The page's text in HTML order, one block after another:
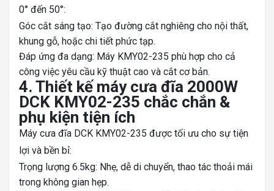
0° đến 50°:
Góc cắt sáng tạo: Tạo đường cắt nghiêng cho nội thất,
khung gỗ, hoặc chi tiết phức tạp.
Đáp ứng đa dạng: Máy KMY02-235 phù hợp cho cả
công việc yêu cầu kỹ thuật cao và cắt cơ bản.
4. Thiết kế máy cưa đĩa 2000W
DCK KMY02-235 chắc chắn &
phụ kiện tiện ích
Máy cưa đĩa DCK KMY02-235 được tối ưu cho sự tiện
lợi và bền bỉ:
Trọng lượng 6.5kg: Nhẹ, dễ di chuyển, thao tác thoải mái
trong không gian hẹp.